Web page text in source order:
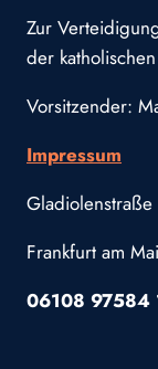
Zur
der
Vorsitzender:
Impressum
Frankfurt am
06108 97584